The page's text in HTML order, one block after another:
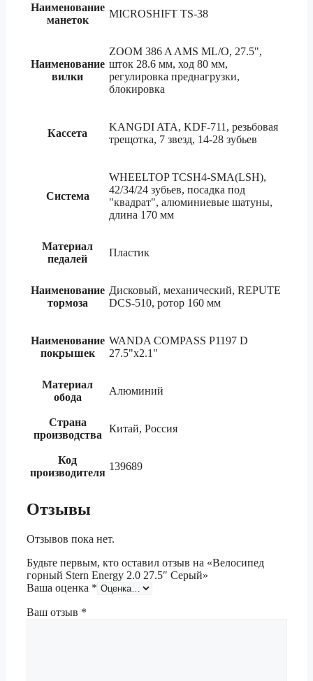
Наименование
манеток
MICROSHIFT TS-38
Наименование
вилки
ZOOM 386 A AMS ML/O, 27.5",
шток 28.6 мм, ход 80 мм,
регулировка преднагрузки,
блокировка
Кассета
KANGDI ATA, KDF-711, резьбовая
трещотка, 7 звезд, 14-28 зубьев
Система
WHEELTOP TCSH4-SMA(LSH),
42/34/24 зубьев, посадка под
"квадрат", алюминиевые шатуны,
длина 170 мм
Материал
педалей
Пластик
Наименование
тормоза
Дисковый, механический, REPUTE
DCS-510, ротор 160 мм
Наименование
покрышек
WANDA COMPASS P1197 D
27.5"x2.1"
Материал
обода
Алюминий
Страна
производства
Китай, Россия
Код
производителя
139689
Отзывы
Отзывов пока нет.
Будьте первым, кто оставил отзыв на «Велосипед
горный Stern Energy 2.0 27.5″ Серый»
Ваша оценка *
Ваш отзыв *